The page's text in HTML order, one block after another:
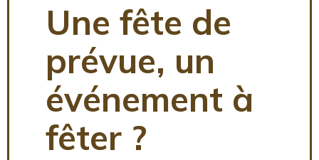
Une fête de
prévue, un
événement à
fêter ?